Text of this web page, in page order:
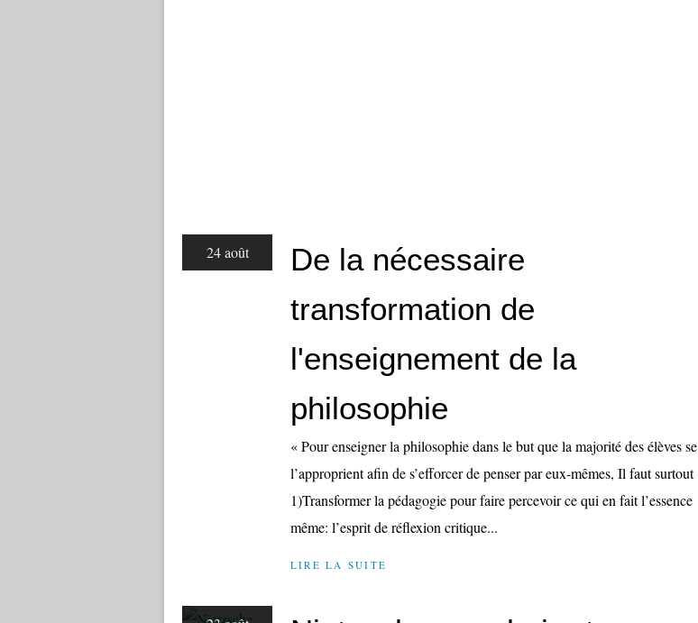
24 août
De la nécessaire
transformation de
l'enseignement de la
philosophie
« Pour enseigner la philosophie dans le but que la majorité des élèves se
l’approprient afin de s’efforcer de penser par eux-mêmes, Il faut surtout
1)Transformer la pédagogie pour faire percevoir ce qui en fait l’essence
même: l’esprit de réflexion critique...
LIRE LA SUITE